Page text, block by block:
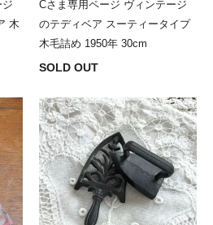
木
Cさま専用ページ ヴィンテージ
のテディベア スーティータイプ
木毛詰め 1950年 30cm
SOLD OUT